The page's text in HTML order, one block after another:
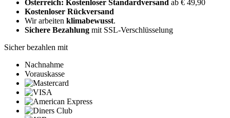
Österreich: Kostenloser Standardversand ab € 49,90
Kostenloser Rückversand
Wir arbeiten klimabewusst.
Sichere Bezahlung mit SSL-Verschlüsselung
Sicher bezahlen mit
Nachnahme
Vorauskasse